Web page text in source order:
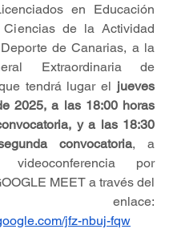
en Educación
de la Actividad
de Canarias, a la
Extraordinaria de
tendrá lugar el jueves
2025, a las 18:00 horas
y a las 18:30
convocatoria, a
por
MEET a través del
jfz-nbuj-fqw